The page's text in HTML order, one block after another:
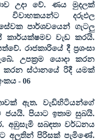
උදා වේ. ණය මුදලක්
විවාහකයන්ට දරුඵල
පාර්ශවයෙන් ගැටලු
කාර්යක්ෂමව වැඩ කරයි.
රාජකාරියේ දී ප්‍රශංසා
උපක්‍රම යොදා කරන
කරන ස්ථානයේ රිදී යමක්
- 06
ඇත. වැඩිහිටියන්ගේ
ජයයි. පියාට ඉතාම සුබයි.
අඹුසැමි සබඳතා වර්ධනය
අලුතින් පිරිසක් පැමිණේ.